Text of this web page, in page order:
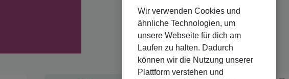
Wir verwenden Cookies und
ähnliche Technologien, um
unsere Webseite für dich am
Laufen zu halten. Dadurch
können wir die Nutzung unserer
Plattform verstehen und